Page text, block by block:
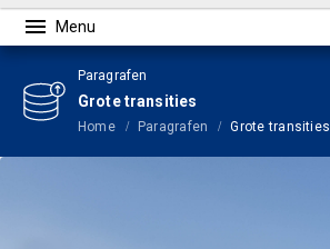
Paragrafen
Grote transities
Home Paragrafen Grote transities